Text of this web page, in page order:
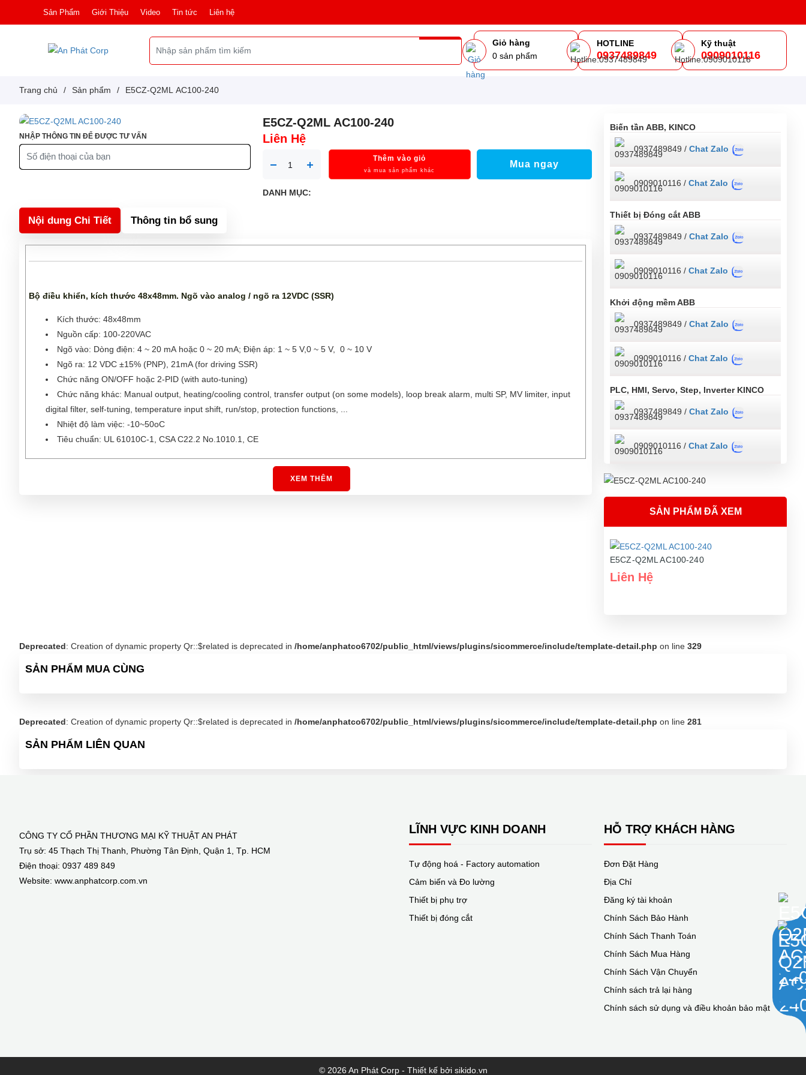
Sản Phẩm Giới Thiệu Video Tin tức Liên hệ
Giỏ hàng
0 sản phẩm
HOTLINE
0937489849
Kỹ thuật
0909010116
Trang chủ / Sản phẩm / E5CZ-Q2ML AC100-240
NHẬP THÔNG TIN ĐỂ ĐƯỢC TƯ VẤN
E5CZ-Q2ML AC100-240
Liên Hệ
Thêm vào giỏ
và mua sản phẩm khác
Mua ngay
DANH MỤC:
Nội dung Chi Tiết Thông tin bổ sung
Bộ điều khiển, kích thước 48x48mm. Ngõ vào analog / ngõ ra 12VDC (SSR)
Kích thước: 48x48mm
Nguồn cấp: 100-220VAC
Ngõ vào: Dòng điện: 4 ~ 20 mA hoặc 0 ~ 20 mA; Điện áp: 1 ~ 5 V,0 ~ 5 V, 0 ~ 10 V
Ngõ ra: 12 VDC ±15% (PNP), 21mA (for driving SSR)
Chức năng ON/OFF hoặc 2-PID (with auto-tuning)
Chức năng khác: Manual output, heating/cooling control, transfer output (on some models), loop break alarm, multi SP, MV limiter, input
digital filter, self-tuning, temperature input shift, run/stop, protection functions, ...
Nhiệt độ làm việc: -10~50oC
Tiêu chuẩn: UL 61010C-1, CSA C22.2 No.1010.1, CE
XEM THÊM
Biến tần ABB, KINCO
0937489849 / Chat Zalo
0909010116 / Chat Zalo
Thiết bị Đóng cắt ABB
0937489849 / Chat Zalo
0909010116 / Chat Zalo
Khởi động mềm ABB
0937489849 / Chat Zalo
0909010116 / Chat Zalo
PLC, HMI, Servo, Step, Inverter KINCO
0937489849 / Chat Zalo
0909010116 / Chat Zalo
SẢN PHẨM ĐÃ XEM
E5CZ-Q2ML AC100-240
Liên Hệ
Deprecated: Creation of dynamic property Qr::$related is deprecated in /home/anphatco6702/public_html/views/plugins/sicommerce/include/template-detail.php on line 329
SẢN PHẨM MUA CÙNG
Deprecated: Creation of dynamic property Qr::$related is deprecated in /home/anphatco6702/public_html/views/plugins/sicommerce/include/template-detail.php on line 281
SẢN PHẨM LIÊN QUAN
CÔNG TY CỔ PHẦN THƯƠNG MẠI KỸ THUẬT AN PHÁT
Trụ sở: 45 Thạch Thị Thanh, Phường Tân Định, Quận 1, Tp. HCM
Điện thoại: 0937 489 849
Website: www.anphatcorp.com.vn
LĨNH VỰC KINH DOANH
Tự động hoá - Factory automation
Cảm biến và Đo lường
Thiết bị phụ trợ
Thiết bị đóng cắt
HỖ TRỢ KHÁCH HÀNG
Đơn Đặt Hàng
Địa Chỉ
Đăng ký tài khoản
Chính Sách Bảo Hành
Chính Sách Thanh Toán
Chính Sách Mua Hàng
Chính Sách Vận Chuyển
Chính sách trả lại hàng
Chính sách sử dụng và điều khoản bảo mật
© 2026 An Phát Corp - Thiết kế bởi sikido.vn